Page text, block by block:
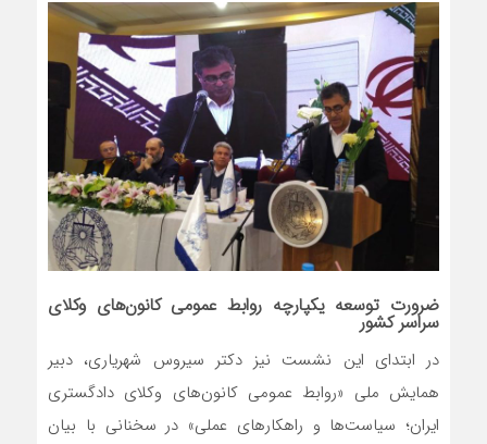
ضرورت توسعه یکپارچه روابط عمومی‌ کانون‌های وکلای
سراسر کشور
در ابتدای این نشست نیز دکتر سیروس شهریاری، دبیر
همایش ملی «روابط عمومی کانون‌های وکلای دادگستری
ایران؛ سیاست‌ها و راهکارهای عملی» در سخنانی با بیان